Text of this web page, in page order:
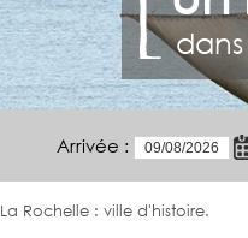
Arrivée :
Rochelle : ville d'histoire.